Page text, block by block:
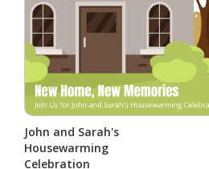
John and Sarah's
Housewarming
Celebration